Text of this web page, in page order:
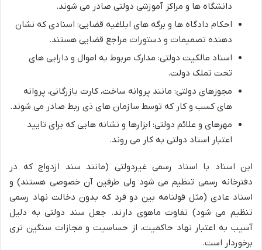
دانشگاه ها و مراکز آموزشی دولتی صادر می شوند.
احکام دادگاه ها و برگه های ابلاغیه قضایی: اسنادی که نشان
دهنده تصمیمات و دستورات مراجع قضایی هستند.
اسناد مالکیت دولتی: مدارک مربوط به اموال و دارایی های
تحت تملک دولت.
مجوزهای دولتی: مانند پروانه ساخت، کارت بازرگانی، پروانه
های کسب و کار که توسط سازمان های ذی ربط صادر می شوند.
مهرهای و علائم دولتی: ابزارها و نشانه هایی که برای تایید
اعتبار اسناد دولتی به کار می روند.
این اسناد با اسناد رسمی غیردولتی (مانند سند ازدواج که در
دفترخانه رسمی تنظیم می شود ولی طرفین آن خصوصی هستند) و
اسناد عادی (مثل قولنامه بین دو فرد که بدون دخالت نهاد رسمی
تنظیم می شود) تفاوت ماهوی دارند. جعل سند دولتی به دلیل
آسیب به اعتبار نهاد حاکمیت، از حساسیت و مجازات سنگین تری
برخوردار است.